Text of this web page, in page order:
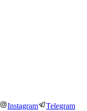
Instagram Telegram